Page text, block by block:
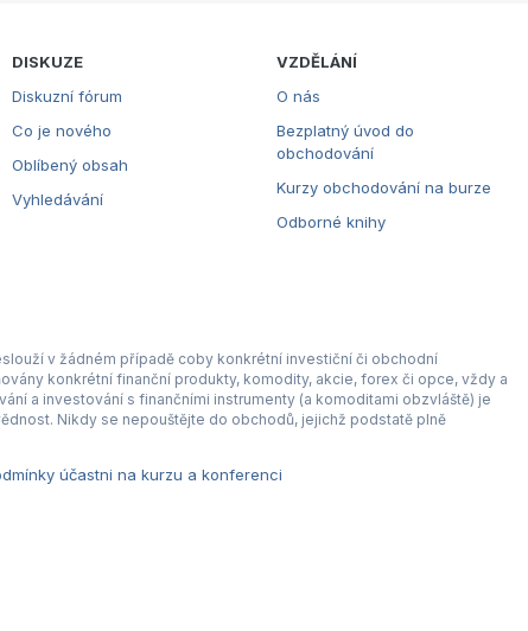
DISKUZE
Diskuzní fórum
Co je nového
Oblíbený obsah
Vyhledávání
VZDĚLÁNÍ
O nás
Bezplatný úvod do
obchodování
Kurzy obchodování na burze
Odborné knihy
v žádném případě coby konkrétní investiční či obchodní
konkrétní finanční produkty, komodity, akcie, forex či opce, vždy a
a investování s finančními instrumenty (a komoditami obzvláště) je
Nikdy se nepouštějte do obchodů, jejichž podstatě plně
účastni na kurzu a konferenci